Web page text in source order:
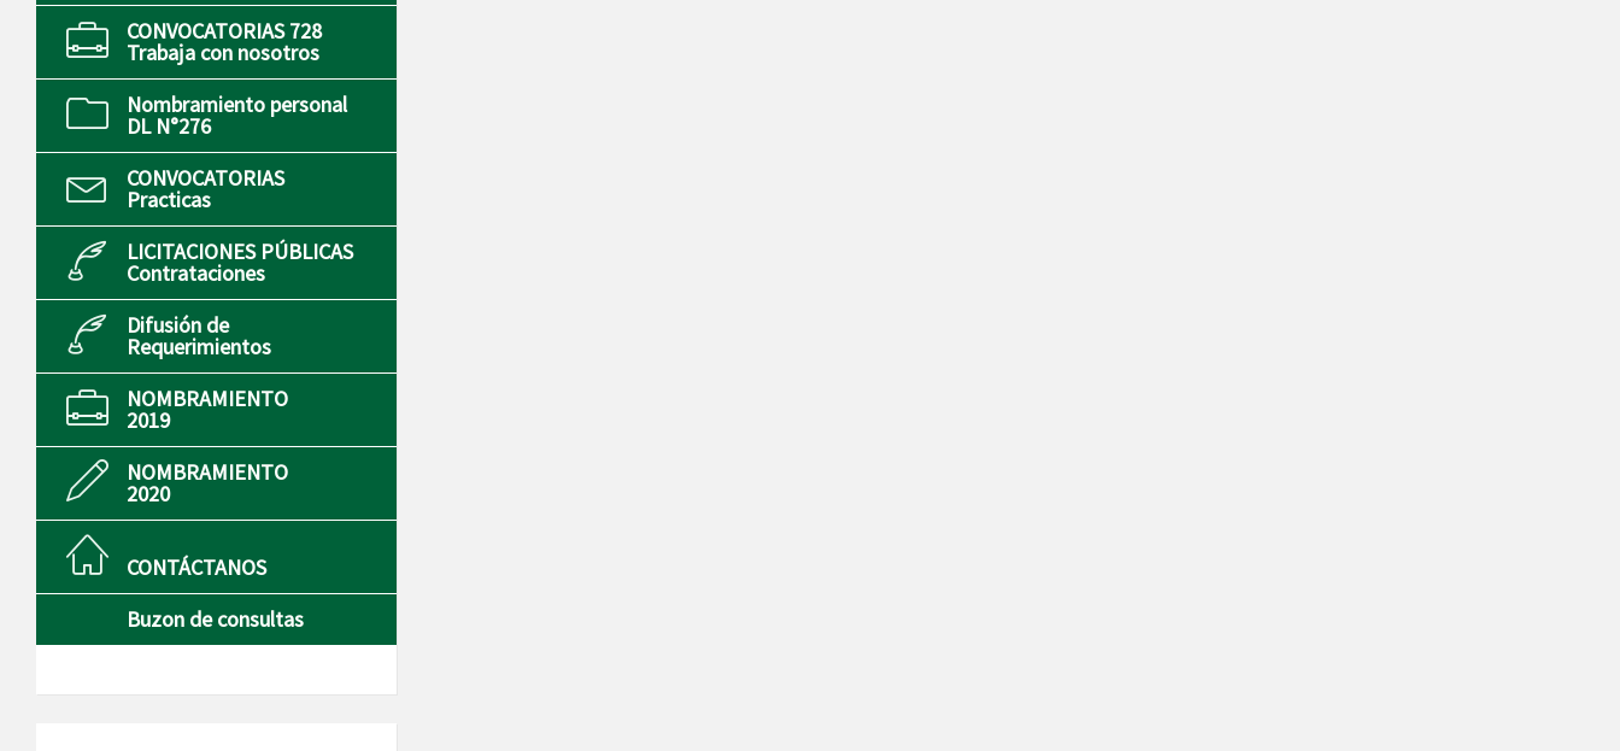
CONVOCATORIAS 728
Trabaja con nosotros
Nombramiento personal
DL N°276
CONVOCATORIAS
Practicas
LICITACIONES PÚBLICAS
Contrataciones
Difusión de
Requerimientos
NOMBRAMIENTO
2019
NOMBRAMIENTO
2020
CONTÁCTANOS
Buzon de consultas